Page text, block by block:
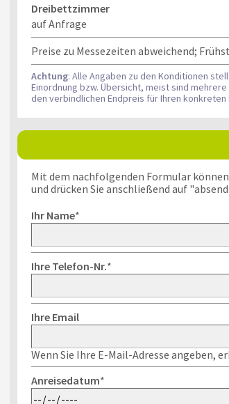
Dreibettzimmer
auf Anfrage
Preise zu Messezeiten abweichend;
Achtung: Alle Angaben zu den Konditionen
Einordnung bzw. Übersicht, meist sind
den verbindlichen Endpreis für Ihren konkreten
Mit dem nachfolgenden Formular
und drücken Sie anschließend auf
Ihr Name*
Ihre Telefon-Nr.*
Ihre Email
Wenn Sie Ihre E-Mail-Adresse angeben,
Anreisedatum*